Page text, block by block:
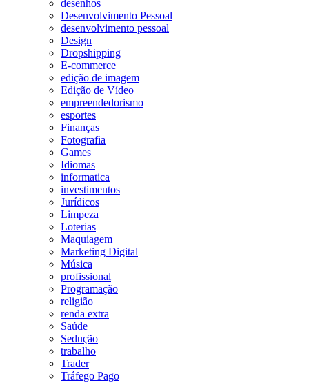
desenhos
Desenvolvimento Pessoal
desenvolvimento pessoal
Design
Dropshipping
E-commerce
edição de imagem
Edição de Vídeo
empreendedorismo
esportes
Finanças
Fotografia
Games
Idiomas
informatica
investimentos
Jurídicos
Limpeza
Loterias
Maquiagem
Marketing Digital
Música
profissional
Programação
religião
renda extra
Saúde
Sedução
trabalho
Trader
Tráfego Pago